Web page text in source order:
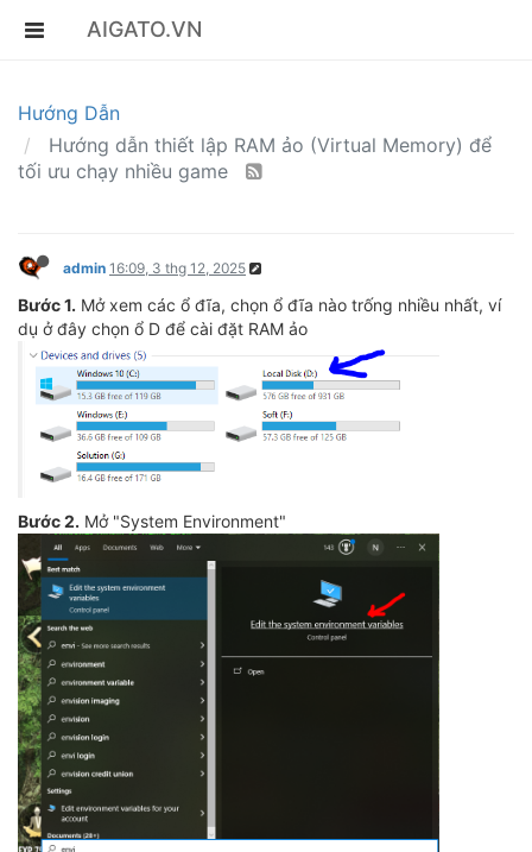
AIGATO.VN
Hướng Dẫn
Hướng dẫn thiết lập RAM ảo (Virtual Memory) để
tối ưu chạy nhiều game
admin 16:09, 3 thg 12, 2025
Bước 1. Mở xem các ổ đĩa, chọn ổ đĩa nào trống nhiều nhất, ví
dụ ở đây chọn ổ D để cài đặt RAM ảo
Bước 2. Mở "System Environment"